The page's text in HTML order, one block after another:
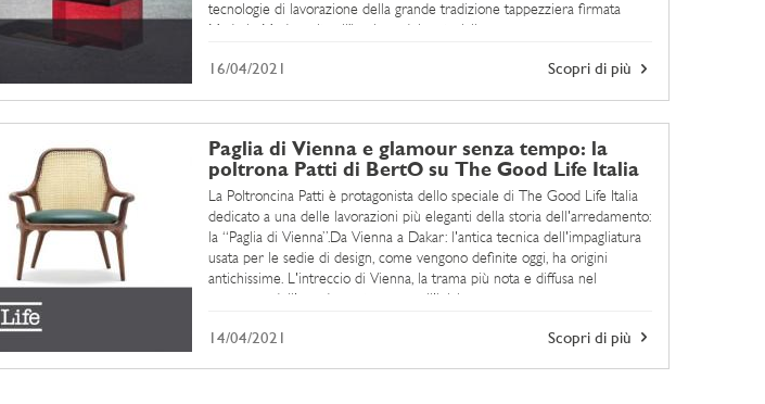
tecnologie di lavorazione della grande tradizione tappezziera firmata
Scopri di più
16/04/2021
Paglia di Vienna e glamour senza tempo: la
poltrona Patti di BertO su The Good Life Italia
La Poltroncina Patti è protagonista dello speciale di The Good Life Italia
dedicato a una delle lavorazioni più eleganti della storia dell'arredamento:
la “Paglia di Vienna”.Da Vienna a Dakar: l'antica tecnica dell'impagliatura
usata per le sedie di design, come vengono definite oggi, ha origini
antichissime. L'intreccio di Vienna, la trama più nota e diffusa nel
panorama dell'arredamento, nasce all'inizio ...
Scopri di più
14/04/2021